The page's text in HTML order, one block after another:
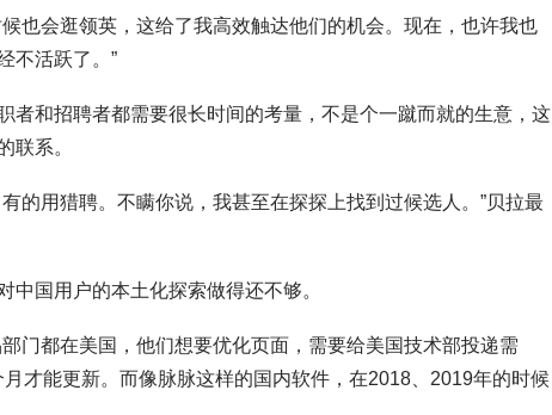
也会逛领英，这给了我高效触达他们的机会。现在，也许我也
不活跃了。”
者和招聘者都需要很长时间的考量，不是个一蹴而就的生意，这
联系。
的用猎聘。不瞒你说，我甚至在探探上找到过候选人。”贝拉最
国用户的本土化探索做得还不够。
门都在美国，他们想要优化页面，需要给美国技术部投递需
才能更新。而像脉脉这样的国内软件，在2018、2019年的时候